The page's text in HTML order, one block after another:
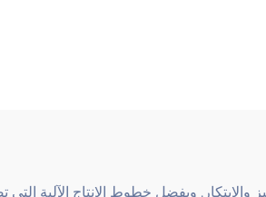
والابتكار. وبفضل خطوط الإنتاج الآلية